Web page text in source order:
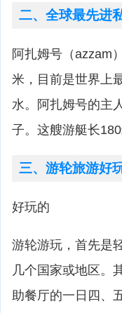
二、全球最先进
阿扎姆号（azzam
米，目前是世界上
水。阿扎姆号的主
子。这艘游艇长
三、游轮旅游好
好玩的
游轮游玩，首先是
几个国家或地区。
助餐厅的一日四、